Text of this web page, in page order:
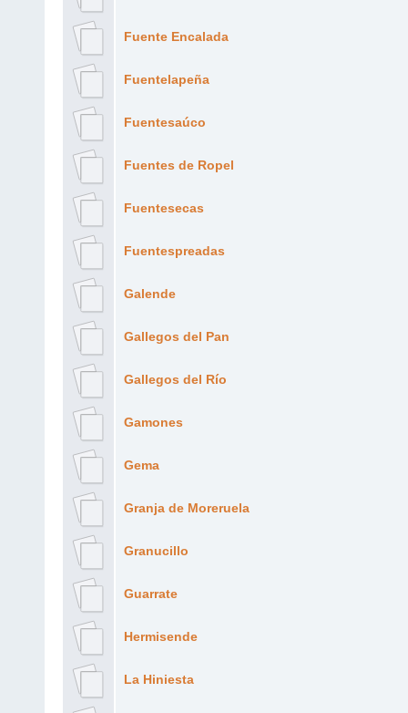
Fuente Encalada
Fuentelapeña
Fuentesaúco
Fuentes de Ropel
Fuentesecas
Fuentespreadas
Galende
Gallegos del Pan
Gallegos del Río
Gamones
Gema
Granja de Moreruela
Granucillo
Guarrate
Hermisende
La Hiniesta